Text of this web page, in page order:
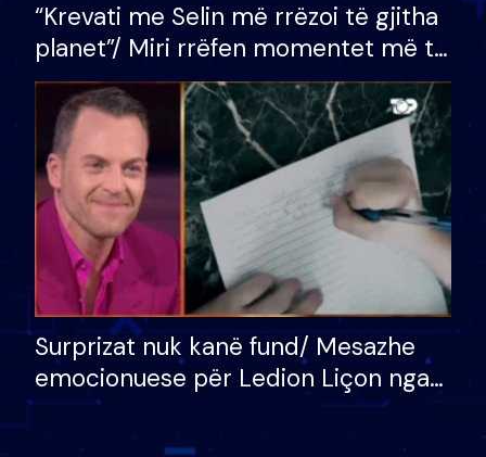
“Krevati me Selin më rrëzoi të gjitha
planet”/ Miri rrëfen momentet më të
bukura në shtëpinë e BB VIP: Do më
mungojë zilja e mëngjesit kur…
Surprizat nuk kanë fund/ Mesazhe
emocionuese për Ledion Liçon nga
nëna dhe fëmijët e tij, moderatori
nuk i mban dot lotët: Nuk meritoj…